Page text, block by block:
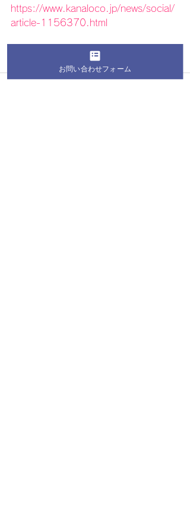
https://www.kanaloco.jp/news/social/
article-1156370.html
お問い合わせフォーム